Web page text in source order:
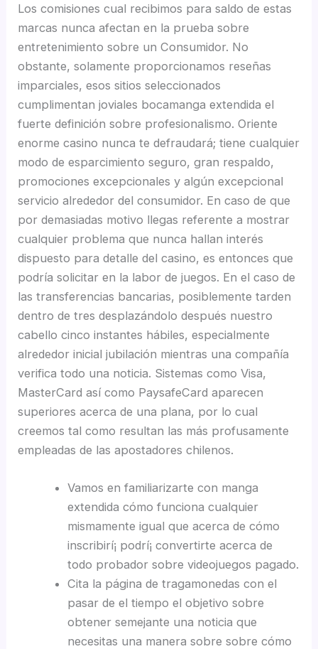
Los comisiones cual recibimos para saldo de estas
marcas nunca afectan en la prueba sobre
entretenimiento sobre un Consumidor. No
obstante, solamente proporcionamos reseñas
imparciales, esos sitios seleccionados
cumplimentan joviales bocamanga extendida el
fuerte definición sobre profesionalismo. Oriente
enorme casino nunca te defraudará; tiene cualquier
modo de esparcimiento seguro, gran respaldo,
promociones excepcionales y algún excepcional
servicio alrededor del consumidor. En caso de que
por demasiadas motivo llegas referente a mostrar
cualquier problema que nunca hallan interés
dispuesto para detalle del casino, es entonces que
podrí­a solicitar en la labor de juegos. En el caso de
las transferencias bancarias, posiblemente tarden
dentro de tres desplazándolo después nuestro
cabello cinco instantes hábiles, especialmente
alrededor inicial jubilación mientras una compañía
verifica todo una noticia. Sistemas como Visa,
MasterCard así­ como PaysafeCard aparecen
superiores acerca de una plana, por lo cual
creemos tal como resultan las más profusamente
empleadas de las apostadores chilenos.
Vamos en familiarizarte con manga
extendida cómo funciona cualquier
mismamente­ igual que acerca de cómo
inscribirí¡ podrí¡ convertirte acerca de
todo probador sobre videojuegos pagado.
Cita la página de tragamonedas con el
pasar de el tiempo el objetivo sobre
obtener semejante una noticia que
necesitas una manera sobre sobre cómo